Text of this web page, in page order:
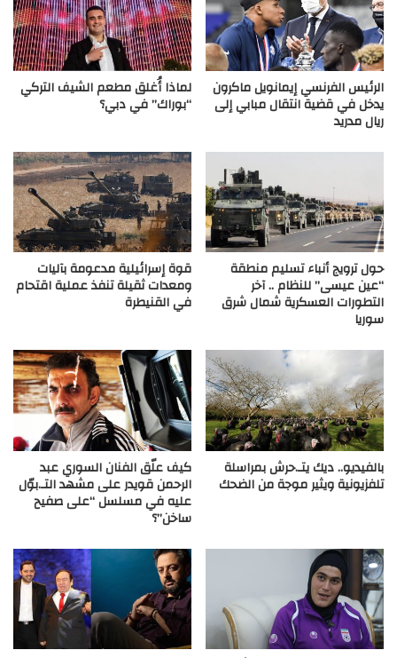
الرئيس الفرنسي إيمانويل ماكرون
يدخل في قضية انتقال مبابي إلى
ريال مدريد
لماذا أُغلق مطعم الشيف التركي
“بوراك” في دبي؟
حول ترويج أنباء تسليم منطقة
“عين عيسى” للنظام .. آخر
التطورات العسكرية شمال شرق
سوريا
قوة إسرائيلية مدعومة بآليات
ومعدات ثقيلة تنفذ عملية اقتحام
في القنيطرة
بالفيديو.. ديك يتـ.حرش بمراسلة
تلفزيونية ويثير موجة من الضحك
كيف علّق الفنان السوري عبد
الرحمن قويدر على مشهد التـ.بوّل
عليه في مسلسل “على صفيح
ساخن”؟